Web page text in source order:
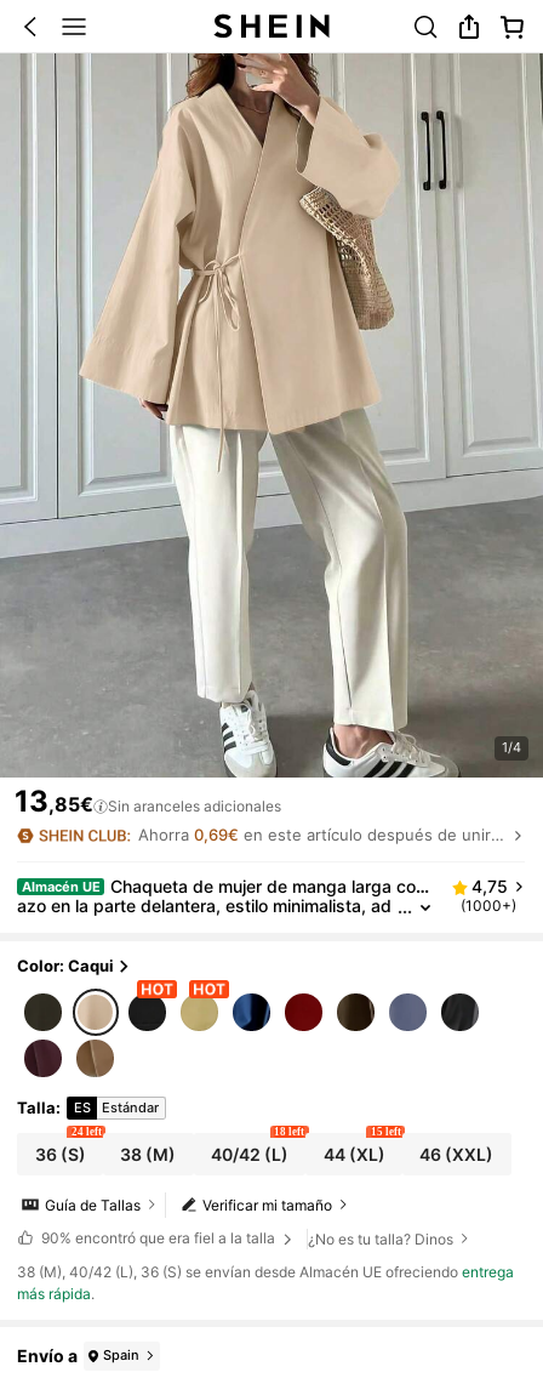
1/4
13,85€ Sin aranceles adicionales
Ahorra 0,69€ en este artículo después de unirte.
Almacén UE
Chaqueta de mujer de manga larga con l
azo en la parte delantera, estilo minimalista, ad
4,75
(1000+)
Color: Caqui
Talla: ES Estándar
36(S)
24 left
38 (M) 40/42 (L)
18 left
44(XL)
15 left
46 (XXL)
Verificar mi tamaño
Guía de Tallas
90% encontró que era fiel a la talla
¿No es tu talla? Dinos
​38 (M), 40/42 (L), 36 (S) se envían desde Almacén UE ofreciendoentrega
más rápida.
Envío a Spain